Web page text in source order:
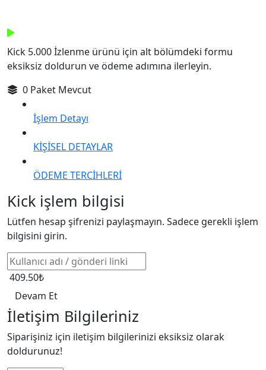
Kick 5.000 İzlenme ürünü için alt bölümdeki formu
eksiksiz doldurun ve ödeme adımına ilerleyin.
0 Paket Mevcut
İşlem Detayı
KİŞİSEL DETAYLAR
ÖDEME TERCİHLERİ
Kick işlem bilgisi
Lütfen hesap şifrenizi paylaşmayın. Sadece gerekli işlem
bilgisini girin.
409.50₺
Devam Et
İletişim Bilgileriniz
Siparişiniz için iletişim bilgilerinizi eksiksiz olarak
doldurunuz!